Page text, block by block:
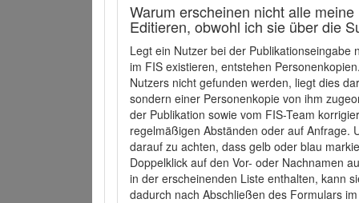
Warum erscheinen nicht alle
Editieren, obwohl ich sie über die
Legt ein Nutzer bei der
im FIS existieren, entstehen
Nutzers nicht gefunden werden, liegt dies
sondern einer Personenkopie von ihm
der Publikation sowie vom FIS-Team
regelmäßigen Abständen oder auf Anfrage.
darauf zu achten, dass gelb oder blau
Doppelklick auf den Vor- oder Nachnamen
in der erscheinenden Liste enthalten, kann
dadurch nach Abschließen des Formulars